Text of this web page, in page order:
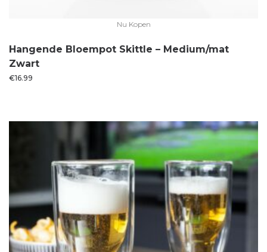
Nu Kopen
Hangende Bloempot Skittle – Medium/mat
Zwart
€16.99